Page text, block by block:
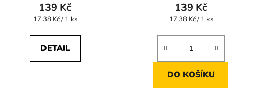
139 Kč
Měrná
17,38 Kč / 1 ks
DETAIL
139 Kč
Měrná
17,38 Kč / 1 ks
DO KOŠÍKU